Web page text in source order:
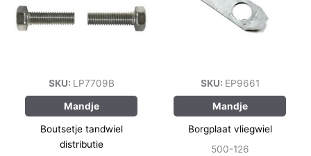
SKU: LP7709B
Mandje
Boutsetje tandwiel
distributie
SKU: EP9661
Mandje
Borgplaat vliegwiel
500-126